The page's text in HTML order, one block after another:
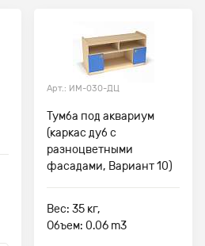
Арт.: ИМ-030-ДЦ
Тумба под аквариум
(каркас дуб с
разноцветными
фасадами, Вариант 10)
Вес: 35 кг,
Объем: 0.06 m3